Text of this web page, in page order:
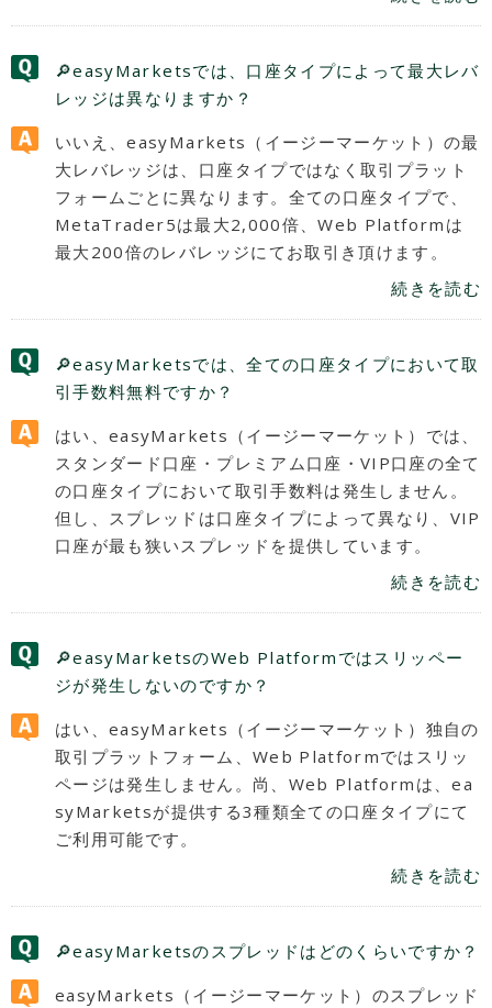
🔎easyMarketsでは、口座タイプによって最大レバ
レッジは異なりますか？
いいえ、easyMarkets（イージーマーケット）の最
大レバレッジは、口座タイプではなく取引プラット
フォームごとに異なります。全ての口座タイプで、
MetaTrader5は最大2,000倍、Web Platformは
最大200倍のレバレッジにてお取引き頂けます。
続きを読む
🔎easyMarketsでは、全ての口座タイプにおいて取
引手数料無料ですか？
はい、easyMarkets（イージーマーケット）では、
スタンダード口座・プレミアム口座・VIP口座の全て
の口座タイプにおいて取引手数料は発生しません。
但し、スプレッドは口座タイプによって異なり、VIP
口座が最も狭いスプレッドを提供しています。
続きを読む
🔎easyMarketsのWeb Platformではスリッペー
ジが発生しないのですか？
はい、easyMarkets（イージーマーケット）独自の
取引プラットフォーム、Web Platformではスリッ
ページは発生しません。尚、Web Platformは、ea
syMarketsが提供する3種類全ての口座タイプにて
ご利用可能です。
続きを読む
🔎easyMarketsのスプレッドはどのくらいですか？
easyMarkets（イージーマーケット）のスプレッド